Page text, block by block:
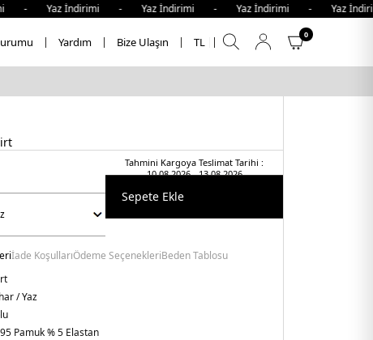
İndirimi - Yaz İndirimi - Yaz İndirimi - Yaz
Yardım Bize Ulaşın TL
0
Tahmini Kargoya Teslimat Tarihi :
10.08.2026 - 13.08.2026
Sepete Ekle
İade KoşullarıÖdeme SeçenekleriBeden Tablosu
/ Yaz
Pamuk % 5 Elastan